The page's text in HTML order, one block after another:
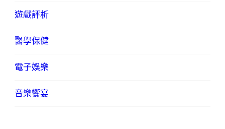
遊戲評析
醫學保健
電子娛樂
音樂饗宴